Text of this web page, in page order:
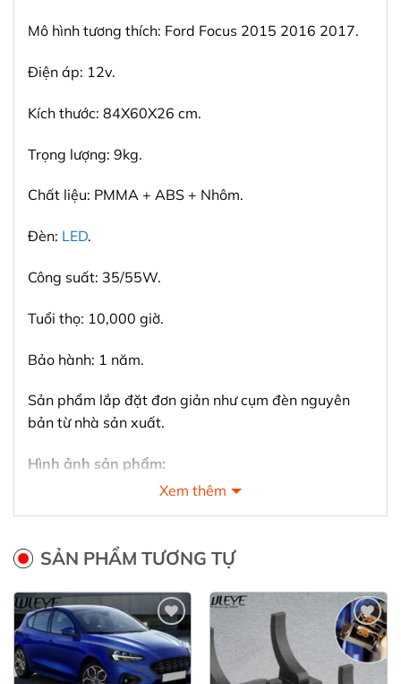
Mô hình tương thích: Ford Focus 2015 2016 2017.
Điện áp: 12v.
Kích thước: 84X60X26 cm.
Trọng lượng: 9kg.
Chất liệu: PMMA + ABS + Nhôm.
Đèn: LED.
Công suất: 35/55W.
Tuổi thọ: 10,000 giờ.
Bảo hành: 1 năm.
Sản phẩm lắp đặt đơn giản như cụm đèn nguyên
bản từ nhà sản xuất.
Hình ảnh sản phẩm:
Xem thêm
SẢN PHẨM TƯƠNG TỰ